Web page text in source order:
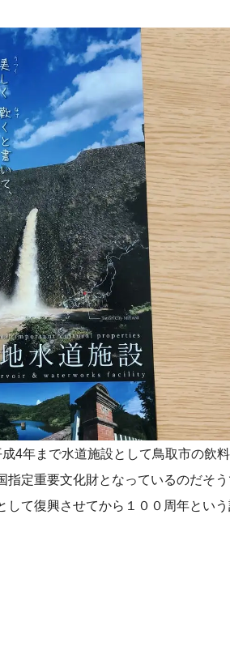
4年まで水道施設として鳥取市の飲
定重要文化財となっているのだそ
て復興させてから１００周年という